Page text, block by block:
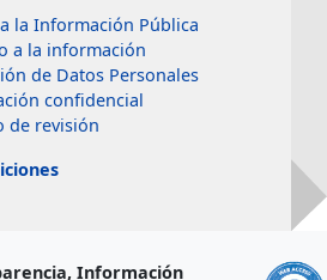
la Información Pública
a la información
de Datos Personales
confidencial
de revisión
Información